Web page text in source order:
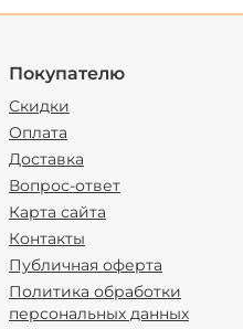
Покупателю
Скидки
Оплата
Доставка
Вопрос-ответ
Карта сайта
Контакты
Публичная оферта
Политика обработки
персональных данных